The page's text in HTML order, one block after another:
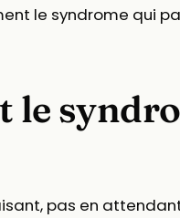
le syndrome qui
le
pas en